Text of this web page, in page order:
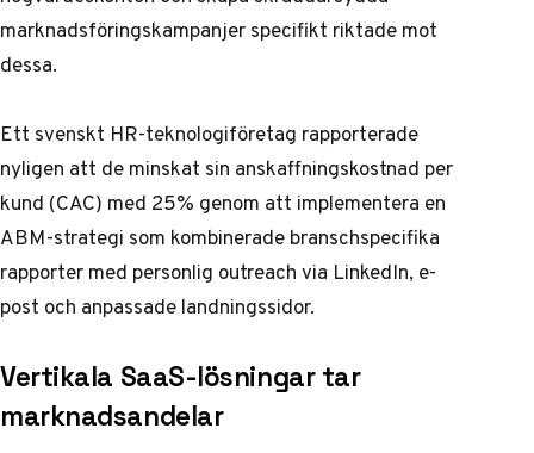
marknadsföringskampanjer specifikt riktade mot
dessa.
Ett svenskt HR-teknologiföretag rapporterade
nyligen att de minskat sin anskaffningskostnad per
kund (CAC) med 25% genom att implementera en
ABM-strategi som kombinerade branschspecifika
rapporter med personlig outreach via LinkedIn, e-
post och anpassade landningssidor.
Vertikala SaaS-lösningar tar
marknadsandelar